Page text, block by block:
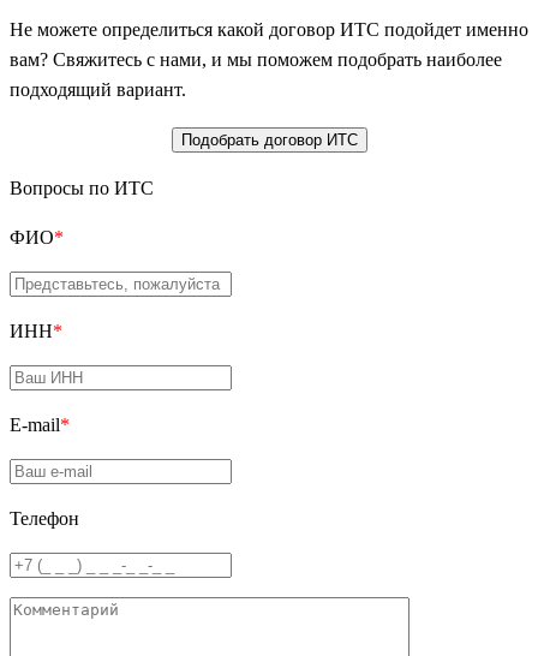
Не можете определиться какой договор ИТС подойдет именно
вам? Свяжитесь с нами, и мы поможем подобрать наиболее
подходящий вариант.
Подобрать договор ИТС
Вопросы по ИТС
ФИО*
ИНН*
E-mail*
Телефон